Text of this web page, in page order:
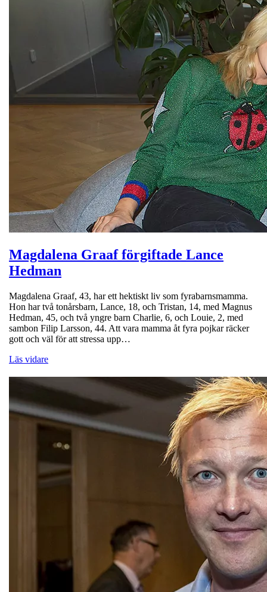
Magdalena Graaf förgiftade Lance
Hedman
Magdalena Graaf, 43, har ett hektiskt liv som fyrabarnsmamma.
Hon har två tonårsbarn, Lance, 18, och Tristan, 14, med Magnus
Hedman, 45, och två yngre barn Charlie, 6, och Louie, 2, med
sambon Filip Larsson, 44. Att vara mamma åt fyra pojkar räcker
gott och väl för att stressa upp…
Läs vidare